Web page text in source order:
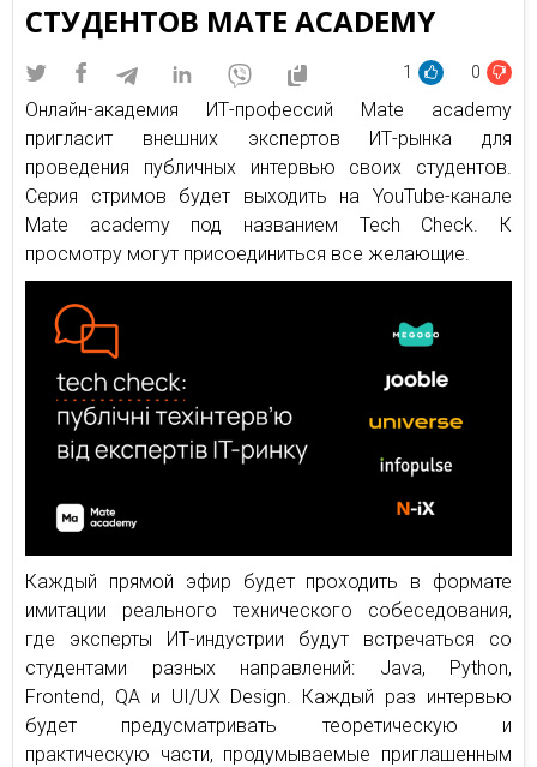
СТУДЕНТОВ MATE ACADEMY
1 0
Онлайн-академия ИТ-профессий Mate academy
пригласит внешних экспертов ИТ-рынка для
проведения публичных интервью своих студентов.
Серия стримов будет выходить на YouTube-канале
Mate academy под названием Tech Check. К
просмотру могут присоединиться все желающие.
Каждый прямой эфир будет проходить в формате
имитации реального технического собеседования,
где эксперты ИТ-индустрии будут встречаться со
студентами разных направлений: Java, Python,
Frontend, QA и UI/UX Design. Каждый раз интервью
будет предусматривать теоретическую и
практическую части, продумываемые приглашенным